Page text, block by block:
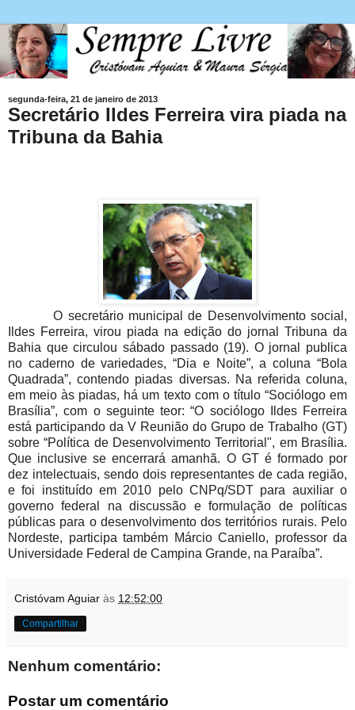
segunda-feira, 21 de janeiro de 2013
Secretário Ildes Ferreira vira piada na
Tribuna da Bahia
O secretário municipal de Desenvolvimento social,
Ildes Ferreira, virou piada na edição do jornal Tribuna da
Bahia que circulou sábado passado (19). O jornal publica
no caderno de variedades, “Dia e Noite”, a coluna “Bola
Quadrada”, contendo piadas diversas. Na referida coluna,
em meio às piadas, há um texto com o título “Sociólogo em
Brasília”, com o seguinte teor: “O sociólogo Ildes Ferreira
está participando da V Reunião do Grupo de Trabalho (GT)
sobre “Política de Desenvolvimento Territorial", em Brasília.
Que inclusive se encerrará amanhã. O GT é formado por
dez intelectuais, sendo dois representantes de cada região,
e foi instituído em 2010 pelo CNPq/SDT para auxiliar o
governo federal na discussão e formulação de políticas
públicas para o desenvolvimento dos territórios rurais. Pelo
Nordeste, participa também Márcio Caniello, professor da
Universidade Federal de Campina Grande, na Paraíba”.
Cristóvam Aguiar às 12:52:00
Compartilhar
Nenhum comentário:
Postar um comentário